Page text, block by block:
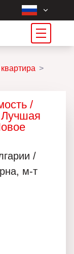
/
Лучшая
/
м-т